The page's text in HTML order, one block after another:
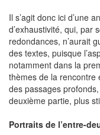
Il s’agit donc ici d’une
d’exhaustivité, qui, par
redondances, n’aurait
des textes, puisque
notamment dans la
thèmes de la rencontre
des passages
deuxième partie, plus
Portraits de l’entre-